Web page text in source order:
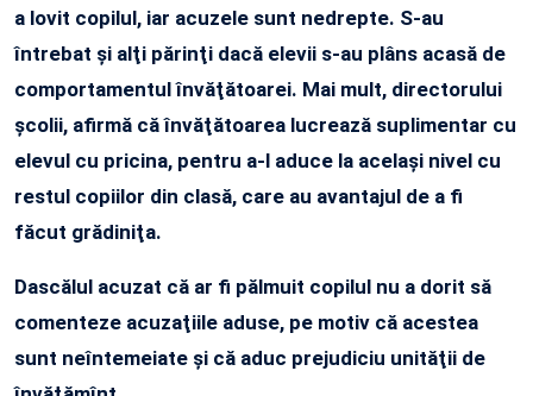
a lovit copilul, iar acuzele sunt nedrepte. S-au
întrebat şi alţi părinţi dacă elevii s-au plâns acasă de
comportamentul învăţătoarei. Mai mult, directorului
şcolii, afirmă că învăţătoarea lucrează suplimentar cu
elevul cu pricina, pentru a-l aduce la acelaşi nivel cu
restul copiilor din clasă, care au avantajul de a fi
făcut grădiniţa.
Dascălul acuzat că ar fi pălmuit copilul nu a dorit să
comenteze acuzaţiile aduse, pe motiv că acestea
sunt neîntemeiate şi că aduc prejudiciu unităţii de